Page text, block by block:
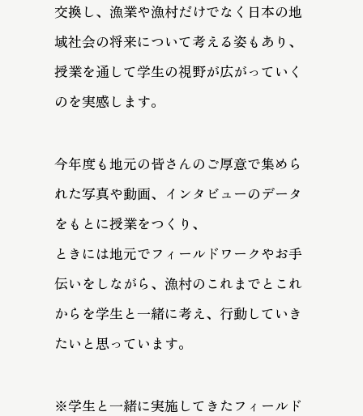
交換し、漁業や漁村だけでなく日本の地
域社会の将来について考える姿もあり、
授業を通して学生の視野が広がっていく
のを実感します。
今年度も地元の皆さんのご厚意で集めら
れた写真や動画、インタビューのデータ
をもとに授業をつくり、
ときには地元でフィールドワークやお手
伝いをしながら、漁村のこれまでとこれ
からを学生と一緒に考え、行動していき
たいと思っています。
※学生と一緒に実施してきたフィールド